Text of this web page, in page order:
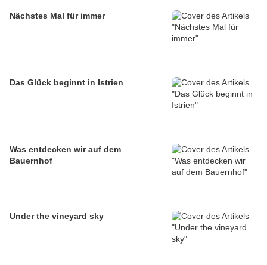
Nächstes Mal für immer
Das Glück beginnt in Istrien
Was entdecken wir auf dem
Bauernhof
Under the vineyard sky